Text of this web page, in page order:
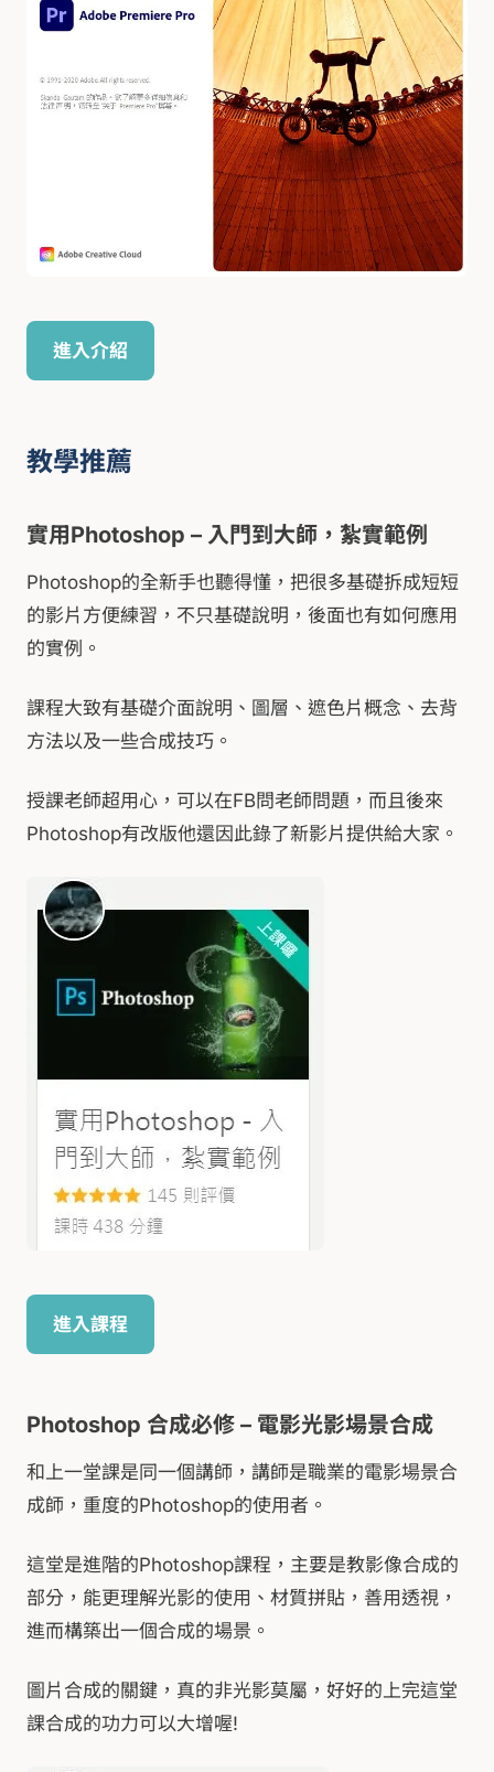
進入介紹
教學推薦
實用Photoshop – 入門到大師，紮實範例
Photoshop的全新手也聽得懂，把很多基礎拆成短短
的影片方便練習，不只基礎說明，後面也有如何應用
的實例。
課程大致有基礎介面說明、圖層、遮色片概念、去背
方法以及一些合成技巧。
授課老師超用心，可以在FB問老師問題，而且後來
Photoshop有改版他還因此錄了新影片提供給大家。
進入課程
Photoshop 合成必修 – 電影光影場景合成
和上一堂課是同一個講師，講師是職業的電影場景合
成師，重度的Photoshop的使用者。
這堂是進階的Photoshop課程，主要是教影像合成的
部分，能更理解光影的使用、材質拼貼，善用透視，
進而構築出一個合成的場景。
圖片合成的關鍵，真的非光影莫屬，好好的上完這堂
課合成的功力可以大增喔!